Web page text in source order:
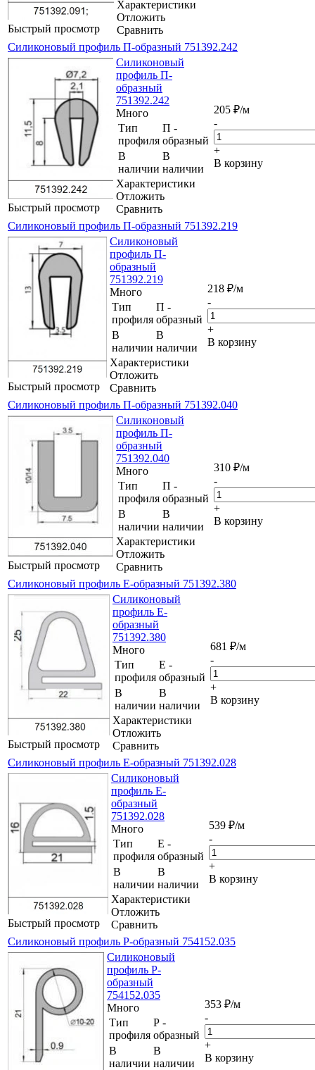
Быстрый просмотр
Характеристики
Отложить
Сравнить
Силиконовый профиль П-образный 751392.242
Быстрый просмотр
Силиконовый
профиль П-
образный
751392.242
Много
Тип
профиля
П -
образный
В
наличии
В
наличии
Характеристики
Отложить
Сравнить
205 ₽/м
-
+
В корзину
Силиконовый профиль П-образный 751392.219
Быстрый просмотр
Силиконовый
профиль П-
образный
751392.219
Много
Тип
профиля
П -
образный
В
наличии
В
наличии
Характеристики
Отложить
Сравнить
218 ₽/м
-
+
В корзину
Силиконовый профиль П-образный 751392.040
Быстрый просмотр
Силиконовый
профиль П-
образный
751392.040
Много
Тип
профиля
П -
образный
В
наличии
В
наличии
Характеристики
Отложить
Сравнить
310 ₽/м
-
+
В корзину
Силиконовый профиль Е-образный 751392.380
Быстрый просмотр
Силиконовый
профиль Е-
образный
751392.380
Много
Тип
профиля
Е -
образный
В
наличии
В
наличии
Характеристики
Отложить
Сравнить
681 ₽/м
-
+
В корзину
Силиконовый профиль Е-образный 751392.028
Быстрый просмотр
Силиконовый
профиль Е-
образный
751392.028
Много
Тип
профиля
Е -
образный
В
наличии
В
наличии
Характеристики
Отложить
Сравнить
539 ₽/м
-
+
В корзину
Силиконовый профиль Р-образный 754152.035
Силиконовый
профиль Р-
образный
754152.035
Много
Тип
профиля
Р -
образный
В
наличии
В
наличии
353 ₽/м
-
+
В корзину